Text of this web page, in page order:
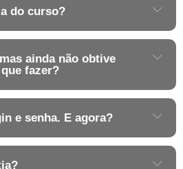
do curso?
ainda não obtive
fazer?
e senha. E agora?